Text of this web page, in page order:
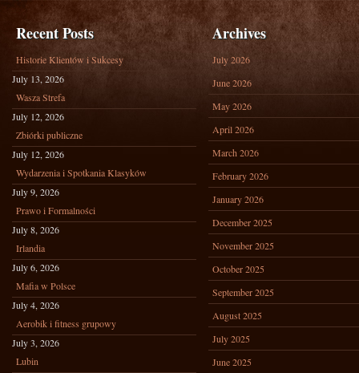
Recent Posts
Historie Klientów i Sukcesy
July 13, 2026
Wasza Strefa
July 12, 2026
Zbiórki publiczne
July 12, 2026
Wydarzenia i Spotkania Klasyków
July 9, 2026
Prawo i Formalności
July 8, 2026
Irlandia
July 6, 2026
Mafia w Polsce
July 4, 2026
Aerobik i fitness grupowy
July 3, 2026
Lubin
Archives
July 2026
June 2026
May 2026
April 2026
March 2026
February 2026
January 2026
December 2025
November 2025
October 2025
September 2025
August 2025
July 2025
June 2025